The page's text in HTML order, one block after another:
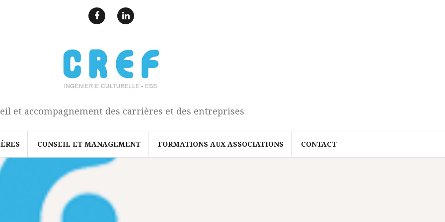
a
c
b
o
k
i
k
e
d
I
n
et accompagnement des carrières et des entreprises
CONSEIL ET MANAGEMENT FORMATIONS AUX ASSOCIATIONS CONTACT